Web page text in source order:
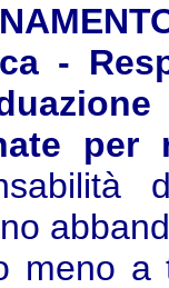
-
per
meno a